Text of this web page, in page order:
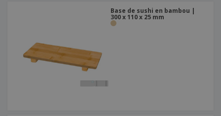
Base de sushi en bambou |
300 x 110 x 25 mm